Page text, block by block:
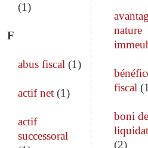
(1)
F
abus fiscal (1)
actif net(1)
actif
successoral
nature
fiscal (
boni de
(2)